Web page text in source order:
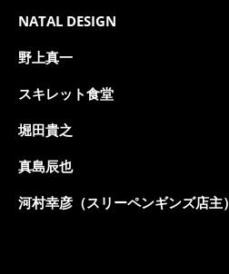
NATAL DESIGN
野上真一
スキレット食堂
堀田貴之
真島辰也
河村幸彦（スリーペンギンズ店主）